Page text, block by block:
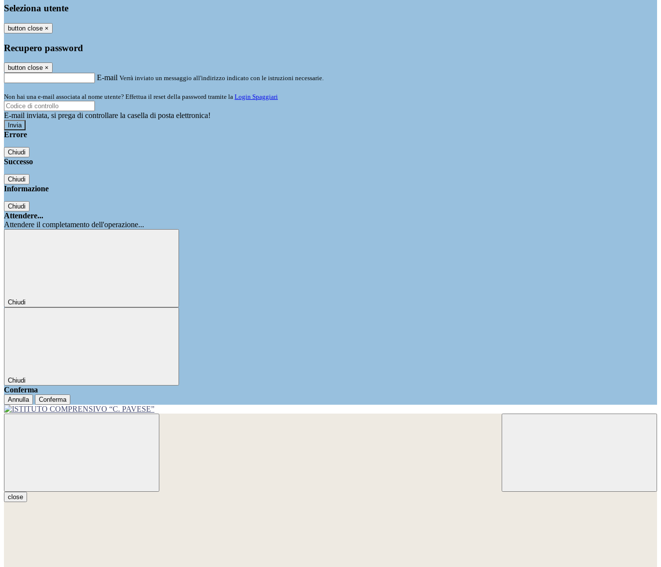
Seleziona utente
button close ×
Recupero password
button close ×
E-mail Verrà inviato un messaggio all'indirizzo indicato con le istruzioni necessarie.
Non hai una e-mail associata al nome utente? Effettua il reset della password tramite la Login Spaggiari
E-mail inviata, si prega di controllare la casella di posta elettronica!
Errore
Chiudi
Successo
Chiudi
Informazione
Chiudi
Attendere...
Attendere il completamento dell'operazione...
Chiudi
Chiudi
Conferma
Annulla Conferma
close